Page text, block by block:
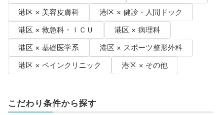
港区 × 美容皮膚科
港区 × 健診・人間ドック
港区 × 救急科・ＩＣＵ
港区 × 病理科
港区 × 基礎医学系
港区 × スポーツ整形外科
港区 × ペインクリニック
港区 × その他
こだわり条件から探す